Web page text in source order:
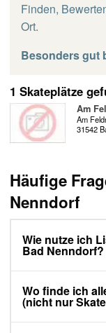
Finden,
Ort.
Besonders gut
1 Skateplätze
Am
Am
31542
Häufige
Nenndorf
Wie nutze ich
Bad Nenndorf?
Wo finde ich
(nicht nur